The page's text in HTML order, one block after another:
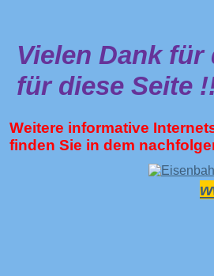
Vielen Dank
für diese Seite
Weitere informative
finden Sie in dem